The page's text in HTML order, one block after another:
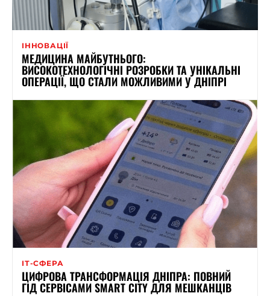
ІННОВАЦІЇ
МЕДИЦИНА МАЙБУТНЬОГО:
ВИСОКОТЕХНОЛОГІЧНІ РОЗРОБКИ ТА УНІКАЛЬНІ
ОПЕРАЦІЇ, ЩО СТАЛИ МОЖЛИВИМИ У ДНІПРІ
ІТ-СФЕРА
ЦИФРОВА ТРАНСФОРМАЦІЯ ДНІПРА: ПОВНИЙ
ГІД СЕРВІСАМИ SMART CITY ДЛЯ МЕШКАНЦІВ